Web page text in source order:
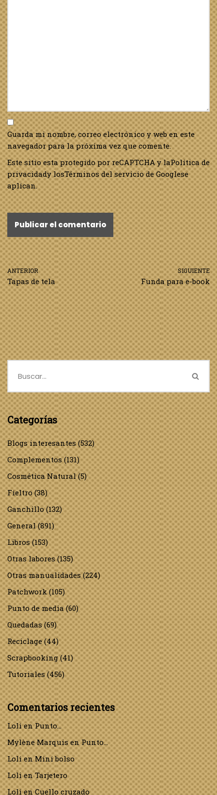
Guarda mi nombre, correo electrónico y web en este
navegador para la próxima vez que comente.
Este sitio esta protegido por reCAPTCHA y laPolítica de
privacidady losTérminos del servicio de Googlese
aplican.
ANTERIOR
Tapas de tela
SIGUIENTE
Funda para e-book
Categorías
Blogs interesantes(532)
Complementos(131)
Cosmética Natural(5)
Fieltro(38)
Ganchillo(132)
General(891)
Libros(153)
Otras labores(135)
Otras manualidades(224)
Patchwork(105)
Punto de media(60)
Quedadas(69)
Reciclage(44)
Scrapbooking(41)
Tutoriales(456)
Comentarios recientes
LolienPunto…
Mylène MarquisenPunto…
LolienMini bolso
LolienTarjetero
LolienCuello cruzado